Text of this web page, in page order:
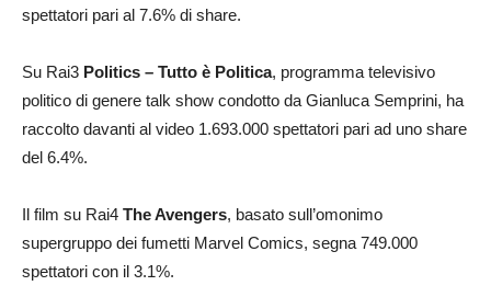
spettatori pari al 7.6% di share.
Su Rai3 Politics – Tutto è Politica, programma televisivo
politico di genere talk show condotto da Gianluca Semprini, ha
raccolto davanti al video 1.693.000 spettatori pari ad uno share
del 6.4%.
Il film su Rai4 The Avengers, basato sull’omonimo
supergruppo dei fumetti Marvel Comics, segna 749.000
spettatori con il 3.1%.